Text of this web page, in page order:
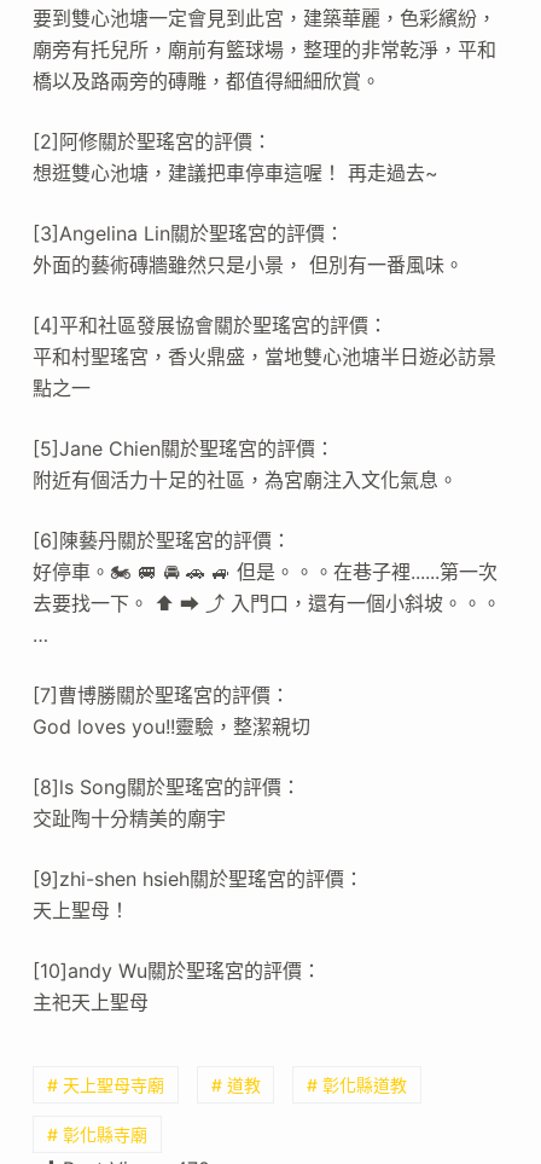
要到雙心池塘一定會見到此宮，建築華麗，色彩繽紛，
廟旁有托兒所，廟前有籃球場，整理的非常乾淨，平和
橋以及路兩旁的磚雕，都值得細細欣賞。
[2]阿修關於聖瑤宮的評價：
想逛雙心池塘，建議把車停車這喔！ 再走過去~
[3]Angelina Lin關於聖瑤宮的評價：
外面的藝術磚牆雖然只是小景， 但別有一番風味。
[4]平和社區發展協會關於聖瑤宮的評價：
平和村聖瑤宮，香火鼎盛，當地雙心池塘半日遊必訪景
點之一
[5]Jane Chien關於聖瑤宮的評價：
附近有個活力十足的社區，為宮廟注入文化氣息。
[6]陳藝丹關於聖瑤宮的評價：
好停車。🏍 🚐 🚘 🚗 🚙 但是。。。在巷子裡......第一次
去要找一下。 ⬆ ➡ ⤴ 入門口，還有一個小斜坡。。。
…
[7]曹博勝關於聖瑤宮的評價：
God loves you!!靈驗，整潔親切
[8]ls Song關於聖瑤宮的評價：
交趾陶十分精美的廟宇
[9]zhi-shen hsieh關於聖瑤宮的評價：
天上聖母！
[10]andy Wu關於聖瑤宮的評價：
主祀天上聖母
# 天上聖母寺廟 # 道教 # 彰化縣道教
# 彰化縣寺廟